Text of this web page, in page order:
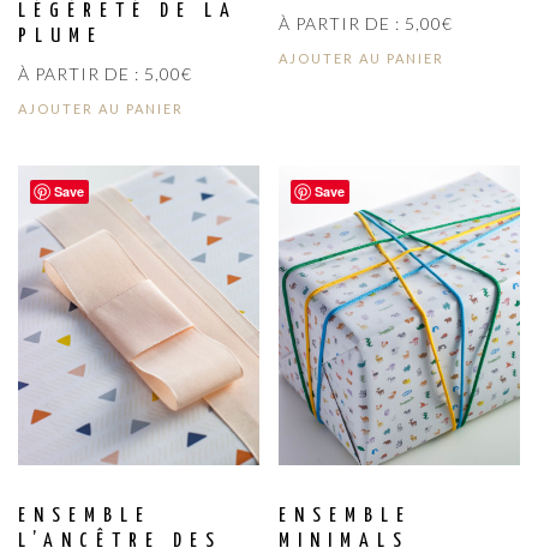
LÉGÈRETÉ DE LA
PLUME
À PARTIR DE : 5,00€
AJOUTER AU PANIER
À PARTIR DE : 5,00€
AJOUTER AU PANIER
Save
ENSEMBLE
L’ANCÊTRE DES
Save
ENSEMBLE
MINIMALS